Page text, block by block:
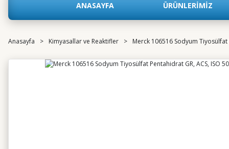
ANASAYFA ÜRÜNLERİMİZ
Anasayfa Kimyasallar ve Reaktifler Merck 106516 Sodyum Tiyosülfat